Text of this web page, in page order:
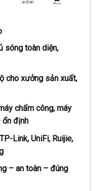
sóng toàn diện,
cho xưởng sản xuất,
chấm công, máy
ổn định
Link, UniFi, Ruijie,
– an toàn – đúng